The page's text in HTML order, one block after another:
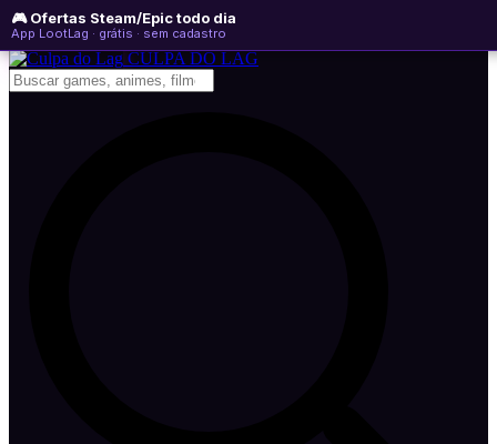
🎮 Ofertas Steam/Epic todo dia
App LootLag · grátis · sem cadastro
sexta-feira, 07 de agosto de 2026
Newsletter
CULPA DO LAG